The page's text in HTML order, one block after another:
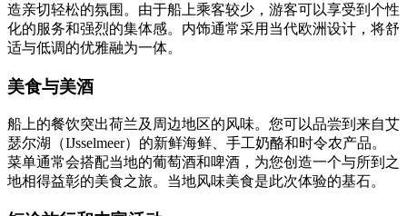
造亲切轻松的氛围。由于船上乘客较少，游客可以享受到个性
化的服务和强烈的集体感。内饰通常采用当代欧洲设计，将舒
适与低调的优雅融为一体。
美食与美酒
船上的餐饮突出荷兰及周边地区的风味。您可以品尝到来自艾
瑟尔湖（IJsselmeer）的新鲜海鲜、手工奶酪和时令农产品。
菜单通常会搭配当地的葡萄酒和啤酒，为您创造一个与所到之
地相得益彰的美食之旅。当地风味美食是此次体验的基石。